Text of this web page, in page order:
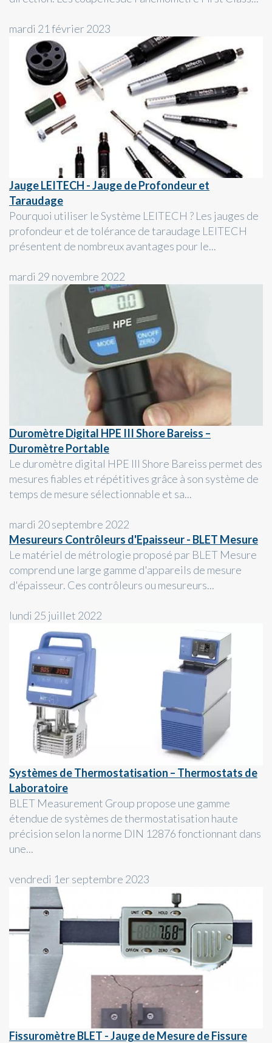
mardi 21 février 2023
Jauge LEITECH - Jauge de Profondeur et
Taraudage
Pourquoi utiliser le Système LEITECH ? Les jauges de
profondeur et de tolérance de taraudage LEITECH
présentent de nombreux avantages pour le...
mardi 29 novembre 2022
Duromètre Digital HPE III Shore Bareiss –
Duromètre Portable
Le duromètre digital HPE III Shore Bareiss permet des
mesures fiables et répétitives grâce à son système de
temps de mesure sélectionnable et sa...
mardi 20 septembre 2022
Mesureurs Contrôleurs d'Epaisseur - BLET Mesure
Le matériel de métrologie proposé par BLET Mesure
comprend une large gamme d'appareils de mesure
d'épaisseur. Ces contrôleurs ou mesureurs...
lundi 25 juillet 2022
Systèmes de Thermostatisation – Thermostats de
Laboratoire
BLET Measurement Group propose une gamme
étendue de systèmes de thermostatisation haute
précision selon la norme DIN 12876 fonctionnant dans
une...
vendredi 1er septembre 2023
Fissuromètre BLET - Jauge de Mesure de Fissure